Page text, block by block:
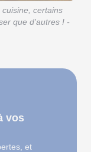
certains
que d'autres ! -
vos
et